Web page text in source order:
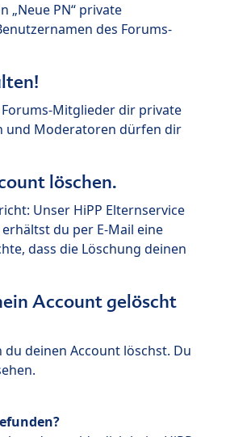
„Neue PN“ private
des Forums-
Mitglieder dir private
und Moderatoren dürfen dir
löschen.
Unser HiPP Elternservice
du per E-Mail eine
dass die Löschung deinen
Account gelöscht
deinen Account löschst. Du